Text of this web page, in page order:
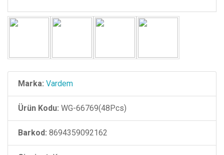
Marka: Vardem
Ürün Kodu: WG-66769(48Pcs)
Barkod: 8694359092162